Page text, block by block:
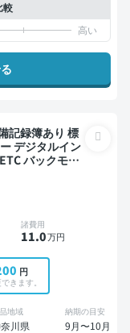
較
デジタルイン
バックモニ
諸費用
11.0万円
円
きます。
地域
川県
納期の目安
9月〜10月